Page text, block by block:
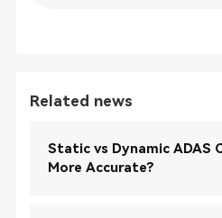
Related news
Static vs Dynamic ADAS
More Accurate?